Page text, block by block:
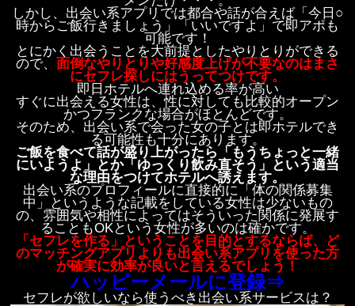
しかし、出会い系アプリでは都合や話が合えば「今日○
時からご飯行きましょう」「いいですよ」で即アポも
可能です！
とにかく出会うことを大前提としたやりとりができる
ので、 面倒なやりとりや好感度上げが不要なのはまさ
にセフレ探しにはうってつけです。
即日ホテルへ連れ込める率が高い
すぐに出会える女性は、性に対しても比較的オープン
かつフランクな場合がほとんどです。
そのため、出会い系で会った女の子とは即ホテルでき
る可能性も十分にあります。
ご飯を食べて話が盛り上がったら「もうちょっと一緒
にいようよ」とか「ゆっくり飲み直そう」という適当
な理由をつけてホテルへ誘えます。
出会い系のプロフィールに直接的に「体の関係募集
中」というような記載をしている女性は少ないもの
の、雰囲気や相性によってはそういった関係に発展す
ることもOKという女性が多いのは確かです。
「セフレを作る」ということを目的とするならば、ど
のマッチングアプリよりも出会い系アプリを使った方
が確実に効率が良いと言えるでしょう！
ハッピーメールに登録⇒
セフレが欲しいなら使うべき出会い系サービスは？